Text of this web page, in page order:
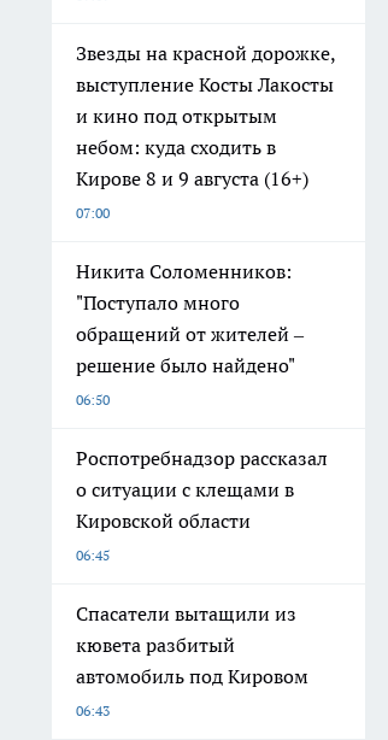
Звезды на красной дорожке,
выступление Косты Лакосты
и кино под открытым
небом: куда сходить в
Кирове 8 и 9 августа (16+)
07:00
Никита Соломенников:
"Поступало много
обращений от жителей –
решение было найдено"
06:50
Роспотребнадзор рассказал
о ситуации с клещами в
Кировской области
06:45
Спасатели вытащили из
кювета разбитый
автомобиль под Кировом
06:43